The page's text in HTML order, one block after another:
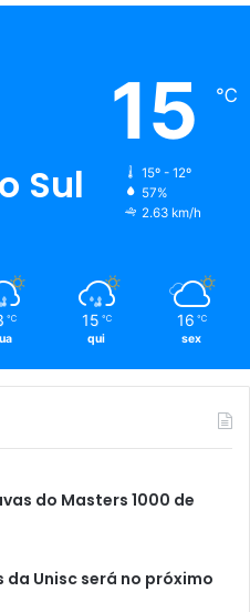
Sul
15 ℃
15º - 12º
57%
2.63 km/h
℃ 15 ℃
qui
16 ℃
sex
do Masters 1000 de
Unisc será no próximo